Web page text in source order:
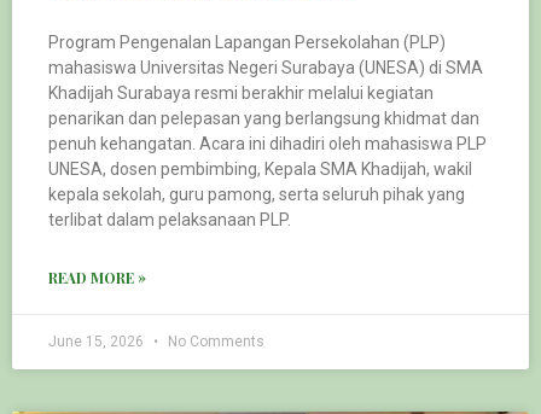
Program Pengenalan Lapangan Persekolahan (PLP)
mahasiswa Universitas Negeri Surabaya (UNESA) di SMA
Khadijah Surabaya resmi berakhir melalui kegiatan
penarikan dan pelepasan yang berlangsung khidmat dan
penuh kehangatan. Acara ini dihadiri oleh mahasiswa PLP
UNESA, dosen pembimbing, Kepala SMA Khadijah, wakil
kepala sekolah, guru pamong, serta seluruh pihak yang
terlibat dalam pelaksanaan PLP.
READ MORE »
June 15, 2026 No Comments